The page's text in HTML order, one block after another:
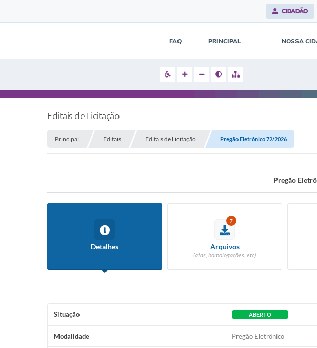
CIDADÃO
FAQ PRINCIPAL NOSSA
Editais de Licitação
Principal Editais Editais de Licitação Pregão Eletrônico 72/2026
Pregão
Detalhes
7
Arquivos
(atas, homologações, etc)
Situação ABERTO
Modalidade Pregão Eletrônico